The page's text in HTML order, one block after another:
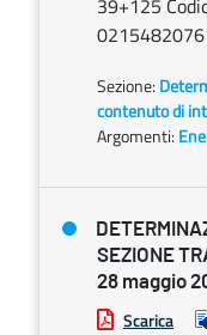
39+125
Sezione:
contenuto di
Argomenti:
SEZIONE
28 maggio
Scarica